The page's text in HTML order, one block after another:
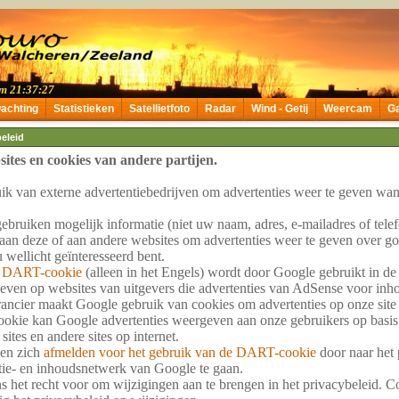
Statistieken Satellietfoto Radar Wind - Getij Weercam
en cookies van andere partijen.
van externe advertentiebedrijven om advertenties weer te geven
mogelijk informatie (niet uw naam, adres, e-mailadres of
deze of aan andere websites om advertenties weer te geven over
wellicht geïnteresseerd bent.
cookie (alleen in het Engels) wordt door Google gebruikt in de
op websites van uitgevers die advertenties van AdSense voor
maakt Google gebruik van cookies om advertenties op onze
kan Google advertenties weergeven aan onze gebruikers op
en andere sites op internet.
zich afmelden voor het gebruik van de DART-cookie door naar
en inhoudsnetwerk van Google te gaan.
het recht voor om wijzigingen aan te brengen in het privacybeleid.